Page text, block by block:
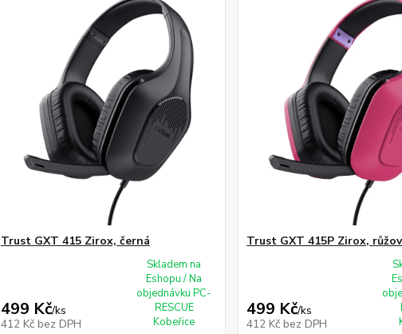
Trust GXT 415 Zirox, černá
499 Kč/ks
412 Kč bez DPH
Skladem na
Eshopu / Na
objednávku PC-
RESCUE
Kobeřice
Trust GXT 415P Zirox,
499 Kč/ks
412 Kč bez DPH